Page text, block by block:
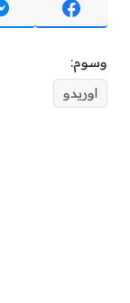
وسوم:
اوريدو